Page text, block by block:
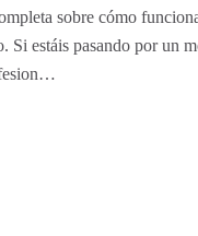
sobre cómo
Si estáis pasando por un